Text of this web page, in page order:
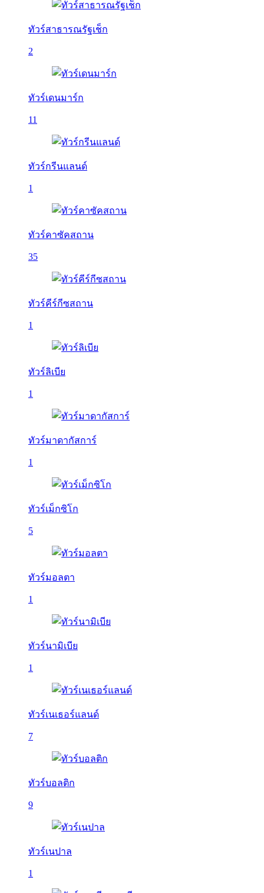
ทัวร์สาธารณรัฐเช็ก
2
ทัวร์เดนมาร์ก
11
ทัวร์กรีนแลนด์
1
ทัวร์คาซัคสถาน
35
ทัวร์คีร์กีซสถาน
1
ทัวร์ลิเบีย
1
ทัวร์มาดากัสการ์
1
ทัวร์เม็กซิโก
5
ทัวร์มอลตา
1
ทัวร์นามิเบีย
1
ทัวร์เนเธอร์แลนด์
7
ทัวร์บอลติก
9
ทัวร์เนปาล
1